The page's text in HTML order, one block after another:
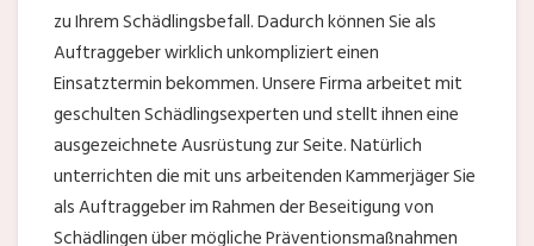
zu Ihrem Schädlingsbefall. Dadurch können Sie als
Auftraggeber wirklich unkompliziert einen
Einsatztermin bekommen. Unsere Firma arbeitet mit
geschulten Schädlingsexperten und stellt ihnen eine
ausgezeichnete Ausrüstung zur Seite. Natürlich
unterrichten die mit uns arbeitenden Kammerjäger Sie
als Auftraggeber im Rahmen der Beseitigung von
Schädlingen über mögliche Präventionsmaßnahmen